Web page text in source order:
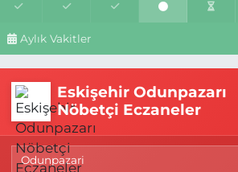
Aylık Vakitler
Eskişehir Odunpazarı
Nöbetçi Eczaneler